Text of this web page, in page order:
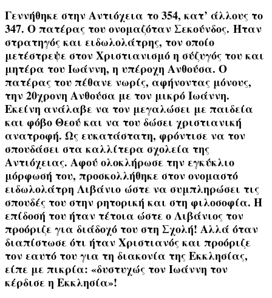
Γεννήθηκε στηνΑντιόχεια το 354, κατ’ άλλους το
347. Ο πατέρας του ονομαζότανΣεκούνδος. Ήταν
στρατηγός και ειδωλολάτρης, τον οποίο
μετέστρεψε στον Χριστιανισμό η σύζυγός του και
μητέρα του Ιωάννη, η υπέροχη Ανθούσα. Ο
πατέρας του πέθανε νωρίς, αφήνοντας μόνους,
την 20χρονη Ανθούσα με τον μικρό Ιωάννη.
Εκείνη ανάλαβε να τον μεγαλώσει με παιδεία
και φόβο Θεού και να του δώσει χριστιανική
ανατροφή. Ως ευκατάστατη, φρόντισε να τον
σπουδάσει στα καλλίτερα σχολεία της
Αντιόχειας. Αφού ολοκλήρωσε την εγκύκλιο
μόρφωσή του, προσκολλήθηκε στον ονομαστό
ειδωλολάτρη Λιβάνιο ώστε να συμπληρώσει τις
σπουδές του στην ρητορική και στη φιλοσοφία. Η
επίδοσή του ήταν τέτοια ώστε ο Λιβάνιος τον
προόριζε για διάδοχό του στη Σχολή! Αλλά όταν
διαπίστωσε ότι ήταν Χριστιανός και προόριζε
τον εαυτό του για τη διακονία της Εκκλησίας,
είπε με πικρία: «δυστυχώς τον Ιωάννη τον
κέρδισε η Εκκλησία»!